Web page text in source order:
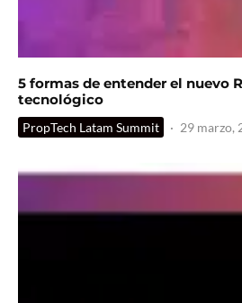
5 formas de entender el nuevo
tecnológico
PropTech Latam Summit · 29 marzo,